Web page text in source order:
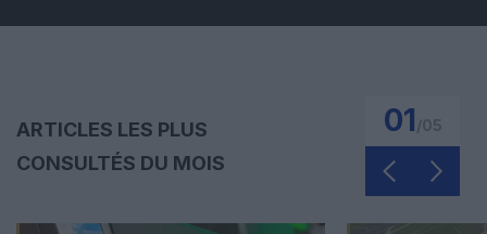
ARTICLES LES PLUS
CONSULTÉS DU MOIS
01